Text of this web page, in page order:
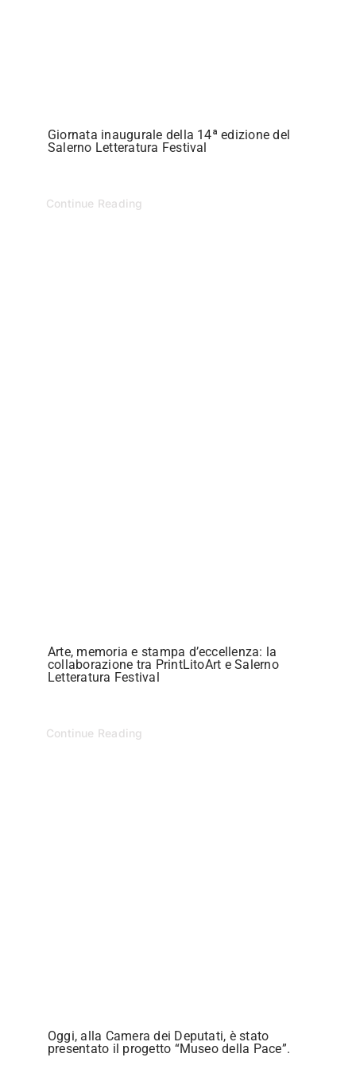
Giornata inaugurale della 14ª edizione del
Salerno Letteratura Festival
Continue Reading
Arte, memoria e stampa d’eccellenza: la
collaborazione tra PrintLitoArt e Salerno
Letteratura Festival
Continue Reading
Oggi, alla Camera dei Deputati, è stato
presentato il progetto “Museo della Pace”.